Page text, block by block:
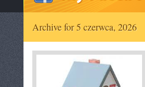
Archive for 5 czerwca, 2026